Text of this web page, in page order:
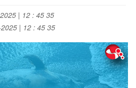
| 12 : 45 35
| 12 : 45 35